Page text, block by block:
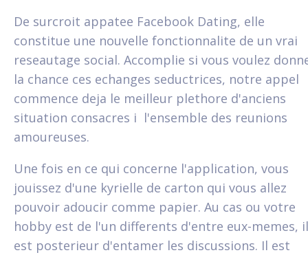
De surcroit appatee Facebook Dating, elle
constitue une nouvelle fonctionnalite de un vrai
reseautage social. Accomplie si vous voulez
la chance ces echanges seductrices, notre appel
commence deja le meilleur plethore d'anciens
situation consacres i l'ensemble des reunions
amoureuses.
Une fois en ce qui concerne l'application, vous
jouissez d'une kyrielle de carton qui vous allez
pouvoir adoucir comme papier. Au cas ou votre
hobby est de l'un differents d'entre eux-memes, il
est posterieur d'entamer les discussions. Il est